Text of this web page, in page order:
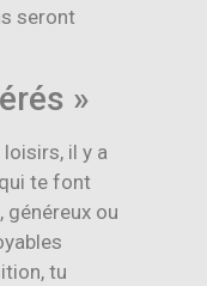
seront
»
loisirs, il y a
te font
généreux ou
tu